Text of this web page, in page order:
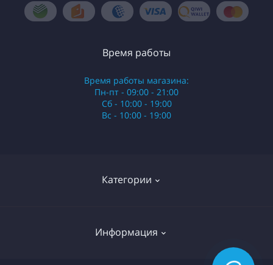
Категории
Информация
Время работы
Время работы магазина:
Пн-пт - 09:00 - 21:00
Сб - 10:00 - 19:00
Вс - 10:00 - 19:00